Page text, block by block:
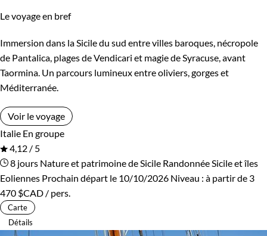
Le voyage en bref
Immersion dans la Sicile du sud entre villes baroques, nécropole
de Pantalica, plages de Vendicari et magie de Syracuse, avant
Taormina. Un parcours lumineux entre oliviers, gorges et
Méditerranée.
Voir le voyage
Italie En groupe
4,12 / 5
8 jours Nature et patrimoine de Sicile Randonnée Sicile et îles
Eoliennes Prochain départ le 10/10/2026 Niveau : à partir de 3
470 $CAD / pers.
Carte
Détails